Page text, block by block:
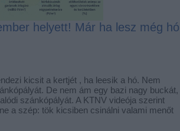
helyett! Már ha lesz még hó
kicsit a kertjét , ha leesik a hó. Nem
De nem ám egy bazi nagy buckát,
szánkópályát. A KTNV videója szerint
a szép: tök kicsiben csinálni valami menőt